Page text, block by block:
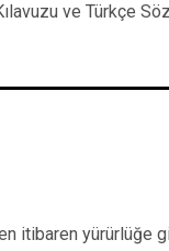
ve Türkçe
itibaren yürürlüğe